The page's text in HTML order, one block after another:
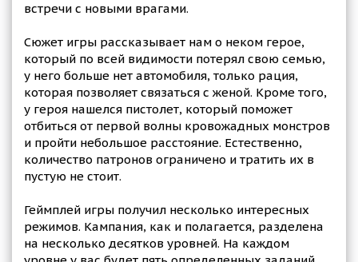
встречи с новыми врагами.
Сюжет игры рассказывает нам о неком герое,
который по всей видимости потерял свою семью,
у него больше нет автомобиля, только рация,
которая позволяет связаться с женой. Кроме того,
у героя нашелся пистолет, который поможет
отбиться от первой волны кровожадных монстров
и пройти небольшое расстояние. Естественно,
количество патронов ограничено и тратить их в
пустую не стоит.
Геймплей игры получил несколько интересных
режимов. Кампания, как и полагается, разделена
на несколько десятков уровней. На каждом